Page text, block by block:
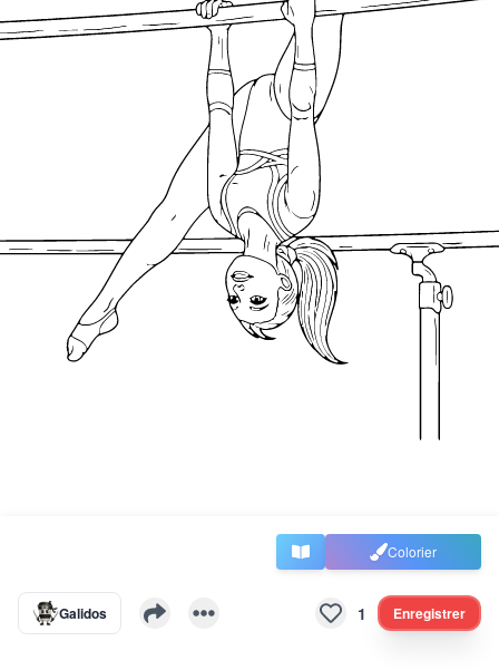
Colorier
Galidos 1 Enregistrer